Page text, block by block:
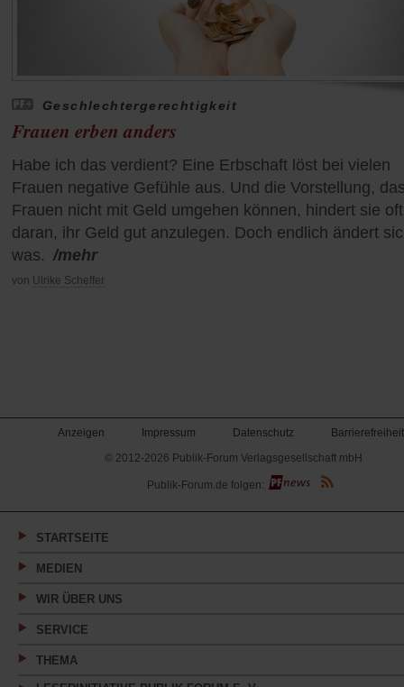
Geschlechtergerechtigkeit
Frauen erben anders
Habe ich das verdient? Eine Erbschaft löst bei vielen
Frauen negative Gefühle aus. Und die Vorstellung,
Frauen nicht mit Geld umgehen können, hindert sie oft
daran, ihr Geld gut anzulegen. Doch endlich ändert
was. /mehr
von Ulrike Scheffer
Anzeigen Impressum Datenschutz
Barrierefreiheit
© 2012-2026 Publik-Forum Verlagsgesellschaft mbH
(Öffnet
in
neuen
Publik-Forum.de folgen:
STARTSEITE
MEDIEN
WIR ÜBER UNS
SERVICE
THEMA